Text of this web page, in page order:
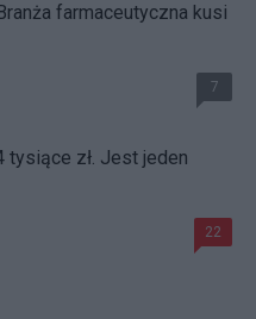
farmaceutyczna kusi
7
tysiące zł. Jest jeden
22